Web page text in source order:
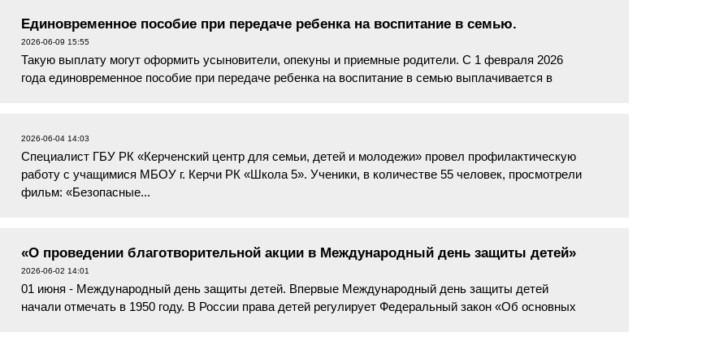
Единовременное пособие при передаче ребенка на воспитание в семью.
2026-06-09 15:55
Такую выплату могут оформить усыновители, опекуны и приемные родители. С 1 февраля 2026
года единовременное пособие при передаче ребенка на воспитание в семью выплачивается в
2026-06-04 14:03
Специалист ГБУ РК «Керченский центр для семьи, детей и молодежи» провел профилактическую
работу с учащимися МБОУ г. Керчи РК «Школа 5». Ученики, в количестве 55 человек, просмотрели
фильм: «Безопасные...
«О проведении благотворительной акции в Международный день защиты детей»
2026-06-02 14:01
01 июня - Международный день защиты детей. Впервые Международный день защиты детей
начали отмечать в 1950 году. В России права детей регулирует Федеральный закон «Об основных